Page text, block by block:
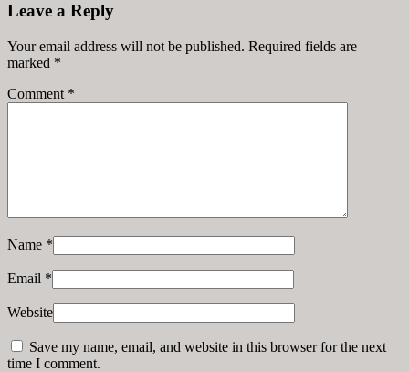
Leave a Reply
Your email address will not be published. Required fields are
marked *
Comment *
Name *
Email *
Website
Save my name, email, and website in this browser for the next
time I comment.